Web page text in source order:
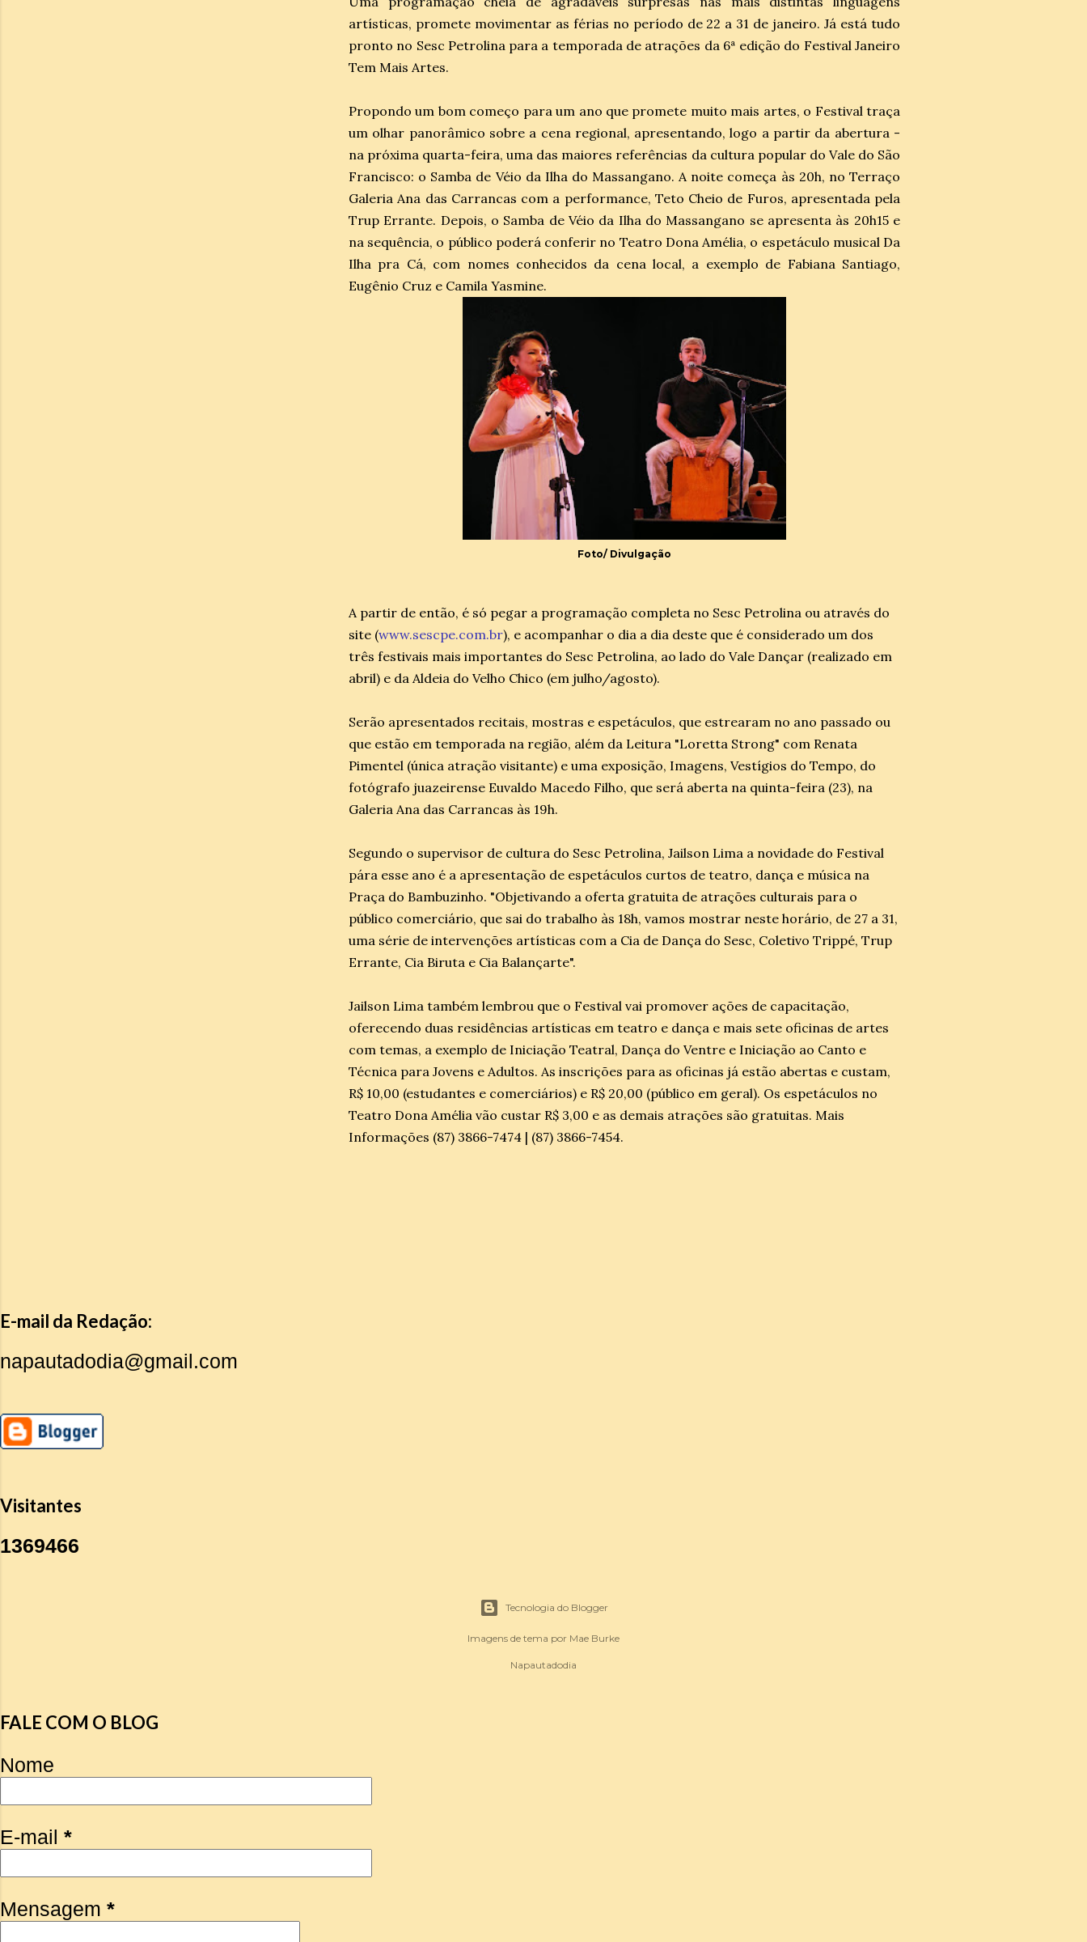
artísticas, promete movimentar as férias no período de 22 a 31 de janeiro. Já está tudo
pronto no Sesc Petrolina para a temporada de atrações da 6ª edição do Festival Janeiro
Tem Mais Artes.
Propondo um bom começo para um ano que promete muito mais artes, o Festival traça
um olhar panorâmico sobre a cena regional, apresentando, logo a partir da abertura -
na próxima quarta-feira, uma das maiores referências da cultura popular do Vale do São
Francisco: o Samba de Véio da Ilha do Massangano. A noite começa às 20h, no Terraço
Galeria Ana das Carrancas com a performance, Teto Cheio de Furos, apresentada pela
Trup Errante. Depois, o Samba de Véio da Ilha do Massangano se apresenta às 20h15 e
na sequência, o público poderá conferir no Teatro Dona Amélia, o espetáculo musical Da
Ilha pra Cá, com nomes conhecidos da cena local, a exemplo de Fabiana Santiago,
Eugênio Cruz e Camila Yasmine.
Foto/ Divulgação
A partir de então, é só pegar a programação completa no Sesc Petrolina ou através do
site (www.sescpe.com.br), e acompanhar o dia a dia deste que é considerado um dos
três festivais mais importantes do Sesc Petrolina, ao lado do Vale Dançar (realizado em
abril) e da Aldeia do Velho Chico (em julho/agosto).
Serão apresentados recitais, mostras e espetáculos, que estrearam no ano passado ou
que estão em temporada na região, além da Leitura "Loretta Strong" com Renata
Pimentel (única atração visitante) e uma exposição, Imagens, Vestígios do Tempo, do
fotógrafo juazeirense Euvaldo Macedo Filho, que será aberta na quinta-feira (23), na
Galeria Ana das Carrancas às 19h.
Segundo o supervisor de cultura do Sesc Petrolina, Jailson Lima a novidade do Festival
pára esse ano é a apresentação de espetáculos curtos de teatro, dança e música na
Praça do Bambuzinho. "Objetivando a oferta gratuita de atrações culturais para o
público comerciário, que sai do trabalho às 18h, vamos mostrar neste horário, de 27 a 31,
uma série de intervenções artísticas com a Cia de Dança do Sesc, Coletivo Trippé, Trup
Errante, Cia Biruta e Cia Balançarte".
Jailson Lima também lembrou que o Festival vai promover ações de capacitação,
oferecendo duas residências artísticas em teatro e dança e mais sete oficinas de artes
com temas, a exemplo de Iniciação Teatral, Dança do Ventre e Iniciação ao Canto e
Técnica para Jovens e Adultos. As inscrições para as oficinas já estão abertas e custam,
R$ 10,00 (estudantes e comerciários) e R$ 20,00 (público em geral). Os espetáculos no
Teatro Dona Amélia vão custar R$ 3,00 e as demais atrações são gratuitas. Mais
Informações (87) 3866-7474 | (87) 3866-7454.
E-mail da Redação:
napautadodia@gmail.com
Visitantes
1369466
Tecnologia do Blogger
Imagens de tema por Mae Burke
Napautadodia
FALE COM O BLOG
Nome
E-mail *
Mensagem *